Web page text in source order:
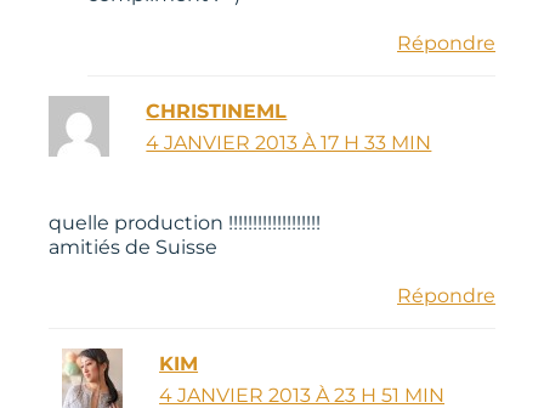
Répondre
CHRISTINEML
4 JANVIER 2013 À 17 H 33 MIN
quelle production !!!!!!!!!!!!!!!!!!!
amitiés de Suisse
Répondre
KIM
4 JANVIER 2013 À 23 H 51 MIN